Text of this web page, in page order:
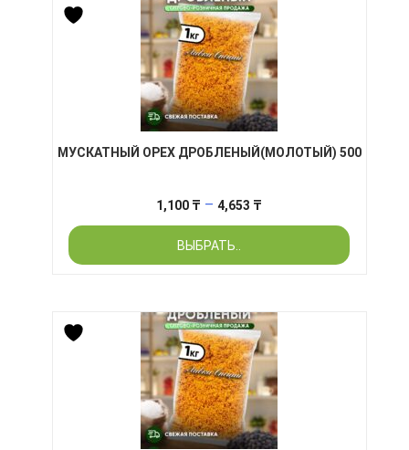
МУСКАТНЫЙ ОРЕХ ДРОБЛЕНЫЙ(МОЛОТЫЙ) 500
1,100 ₸ – 4,653 ₸
цен:
–
ВЫБРАТЬ..